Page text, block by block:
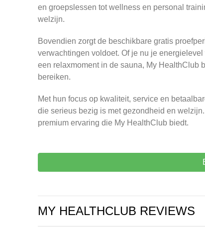
en groepslessen tot wellness en personal
welzijn.
Bovendien zorgt de beschikbare gratis
verwachtingen voldoet. Of je nu je
een relaxmoment in de sauna, My HealthClub
bereiken.
Met hun focus op kwaliteit, service en
die serieus bezig is met gezondheid en
premium ervaring die My HealthClub biedt.
MY HEALTHCLUB REVIEWS